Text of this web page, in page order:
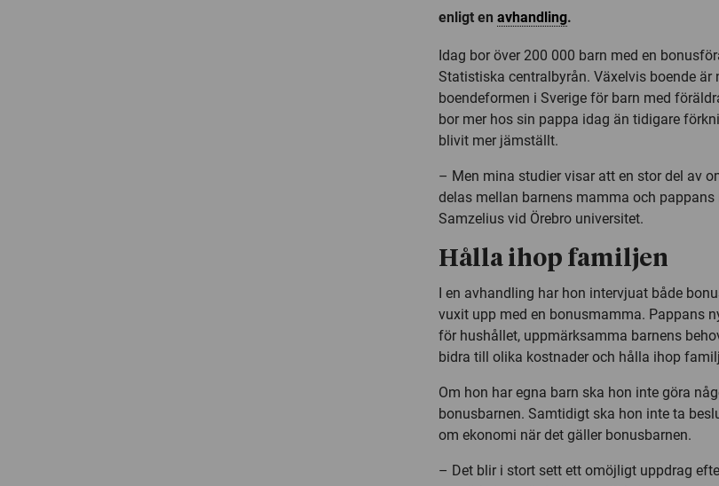
enligt en avhandling.
Idag bor över 200 000 barn med en
Statistiska centralbyrån. Växelvis boende är
boendeformen i Sverige för barn med
bor mer hos sin pappa idag än tidigare
blivit mer jämställt.
– Men mina studier visar att en stor del av
delas mellan barnens mamma och pappans
Samzelius vid Örebro universitet.
Hålla ihop familjen
I en avhandling har hon intervjuat både
vuxit upp med en bonusmamma. Pappans
för hushållet, uppmärksamma barnens
bidra till olika kostnader och hålla ihop
Om hon har egna barn ska hon inte göra
bonusbarnen. Samtidigt ska hon inte ta
om ekonomi när det gäller bonusbarnen.
– Det blir i stort sett ett omöjligt uppdrag